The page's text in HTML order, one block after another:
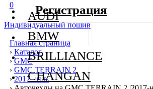
0
Индивидуальный пошив
Главная страница
› Каталог
› GMC
› GMC TERRAIN 2
› 2017 - н.в.
AUDI
BMW
BRILLIANCE
CHANGAN
Регистрация